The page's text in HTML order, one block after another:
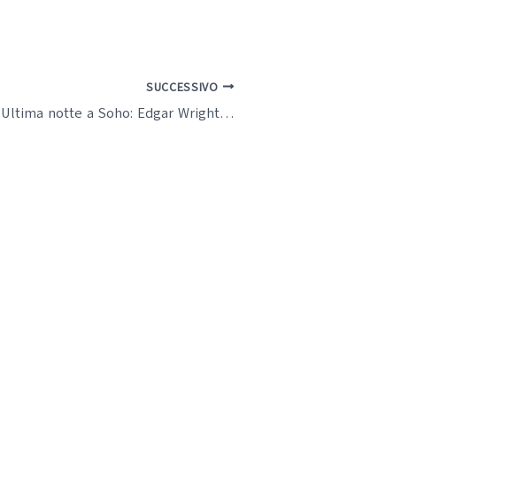
SUCCESSIVO
Ultima notte a Soho: Edgar Wright, l’horror e la ricerca della perfezione stilistica